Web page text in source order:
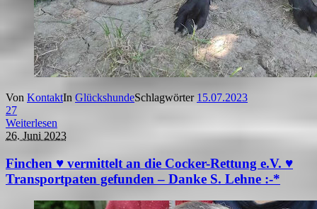
Von KontaktIn GlückshundeSchlagwörter 15.07.2023
27
Weiterlesen
26. Juni 2023
Finchen ♥ vermittelt an die Cocker-Rettung e.V. ♥
Transportpaten gefunden – Danke S. Lehne :-*